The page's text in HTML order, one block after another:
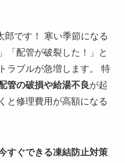
郎です！ 寒い季節になる
「配管が破裂した！」と
ラブルが急増します。 特
管の破損や給湯不良が起
と修理費用が高額になる
すぐできる凍結防止対策